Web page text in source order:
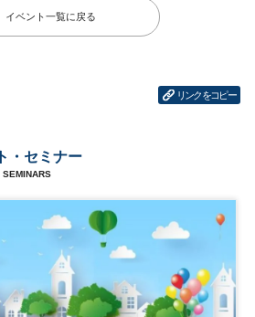
イベント一覧に戻る
リンクをコピー
・セミナー
SEMINARS